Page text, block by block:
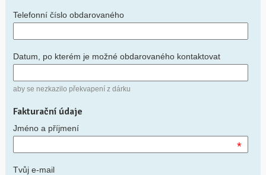
Telefonní číslo obdarovaného
Datum, po kterém je možné obdarovaného kontaktovat
aby se nezkazilo překvapení z dárku
Fakturační údaje
Jméno a příjmení
*
Tvůj e-mail